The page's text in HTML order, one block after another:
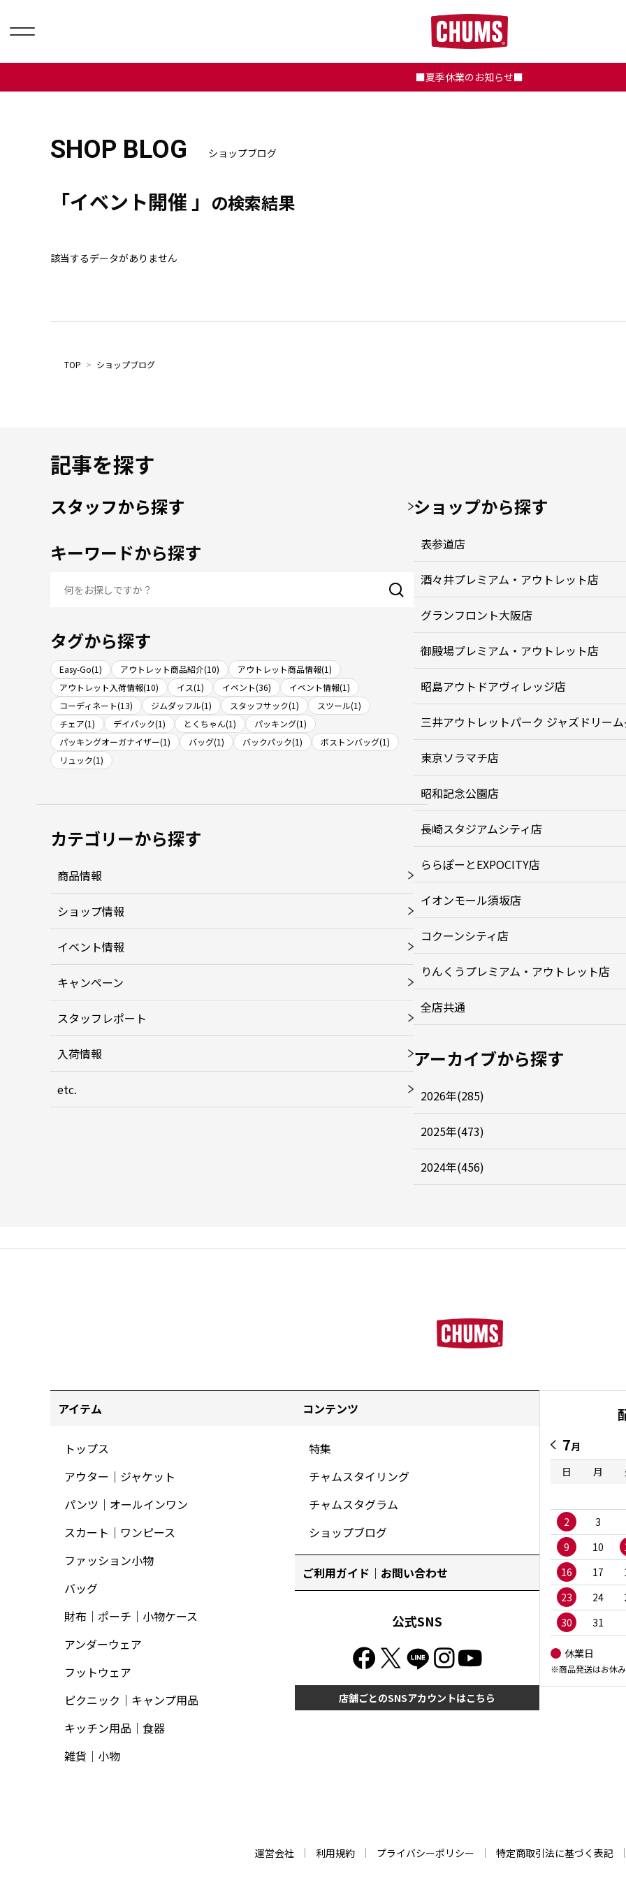
■夏季休業のお知らせ■
SHOP BLOG ショップブログ
「イベント開催 」 の検索結果
該当するデータがありません
TOP > ショップブログ
記事を探す
スタッフから探す
キーワードから探す
タグから探す
Easy-Go(1) アウトレット商品紹介(10)
アウトレット商品情報(1)
アウトレット入荷情報(10)
イス(1) イベント(36)
イベント情報(1)
コーディネート(13)
ジムダッフル(1) スタッフサック(1)
スツール(1)
チェア(1)
デイパック(1) とくちゃん(1)
パッキング(1)
パッキングオーガナイザー(1)
バッグ(1) バックパック(1)
ボストンバッグ(1)
リュック(1)
カテゴリーから探す
商品情報
ショップ情報
イベント情報
キャンペーン
スタッフレポート
入荷情報
etc.
ショップから探す
表参道店
酒々井プレミアム・アウトレット店
グランフロント大阪店
御殿場プレミアム・アウトレット店
昭島アウトドアヴィレッジ店
三井アウトレットパーク ジャズドリー
東京ソラマチ店
昭和記念公園店
長崎スタジアムシティ店
ららぽーとEXPOCITY店
イオンモール須坂店
コクーンシティ店
りんくうプレミアム・アウトレット店
全店共通
アーカイブから探す
2026年(285)
2025年(473)
2024年(456)
アイテム
トップス
アウター｜ジャケット
パンツ｜オールインワン
スカート｜ワンピース
ファッション小物
バッグ
財布｜ポーチ｜小物ケース
アンダーウェア
フットウェア
ピクニック｜キャンプ用品
キッチン用品｜食器
雑貨｜小物
コンテンツ
特集
チャムスタイリング
チャムスタグラム
ショップブログ
ご利用ガイド｜お問い合わせ
公式SNS
店舗ごとのSNSアカウントはこちら
7月
日
月
2
3
9
10
16
17
23
24
30
31
休業日
※商品発送はお休
運営会社 利用規約 プライバシーポリシー 特定商取引法に基づく表記